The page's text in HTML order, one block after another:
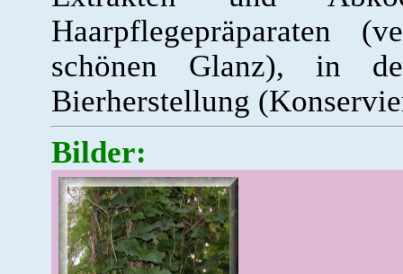
Haarpflegepräparaten
schönen Glanz), in
Bierherstellung
Bilder: